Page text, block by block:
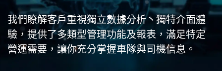
我們瞭解客戶重視獨立數據分析丶獨特介面體
驗，提供了多類型管理功能及報表，滿足特定
營運需要，讓你充分掌握車隊與司機信息。